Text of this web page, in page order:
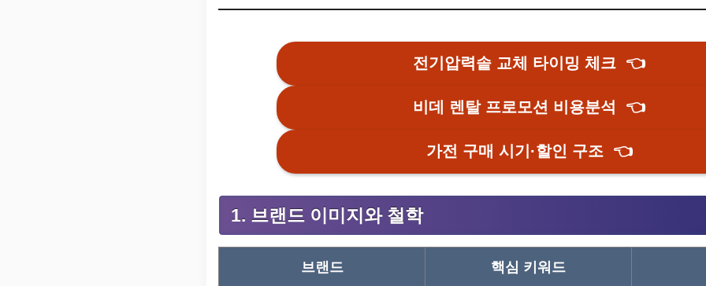
전기압력솥 교체 타이밍 체크 👈
비데 렌탈 프로모션 비용분석 👈
가전 구매 시기·할인 구조 👈
1. 브랜드 이미지와 철학
브랜드 핵심 키워드